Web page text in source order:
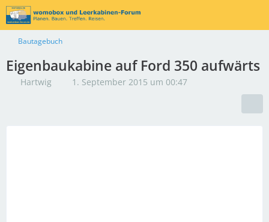
Bautagebuch
Eigenbaukabine auf Ford 350 aufwärts
Hartwig 1. September 2015 um 00:47